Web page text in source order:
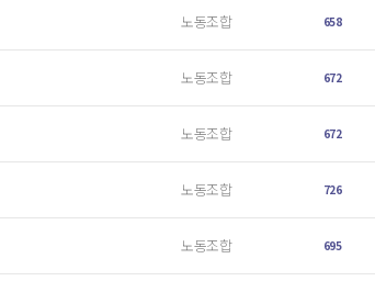
노동조합 658
노동조합 672
노동조합 672
노동조합 726
노동조합 695